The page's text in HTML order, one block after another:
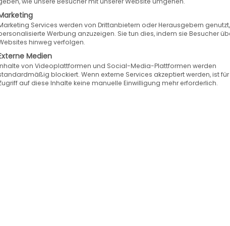
In
Mai
An
D-
die
Services werden von Drittanbietern oder Herausgebern
Werbung anzuzeigen. Sie tun dies, indem sie Besucher
hinweg verfolgen.
Medien
von Videoplattformen und Social-Media-Plattformen werden
blockiert. Wenn externe Services akzeptiert werden, ist
auf diese Inhalte keine manuelle Einwilligung mehr erforderlich.